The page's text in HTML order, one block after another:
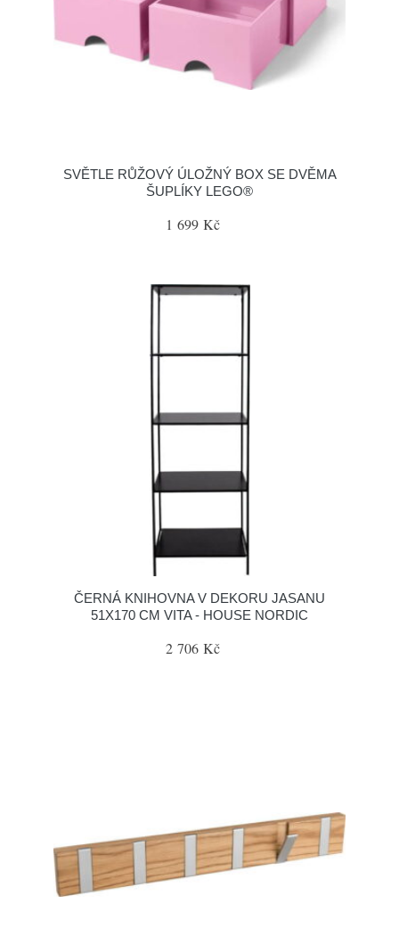
SVĚTLE RŮŽOVÝ ÚLOŽNÝ BOX SE DVĚMA
ŠUPLÍKY LEGO®
1 699 Kč
ČERNÁ KNIHOVNA V DEKORU JASANU
51X170 CM VITA - HOUSE NORDIC
2 706 Kč